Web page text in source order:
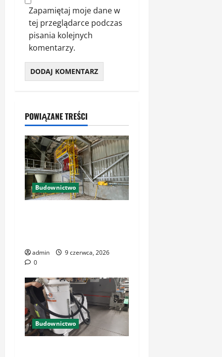
Zapamiętaj moje dane w
tej przeglądarce podczas
pisania kolejnych
komentarzy.
POWIĄZANE TREŚCI
Budownictwo
admin
9 czerwca, 2026
0
Budownictwo